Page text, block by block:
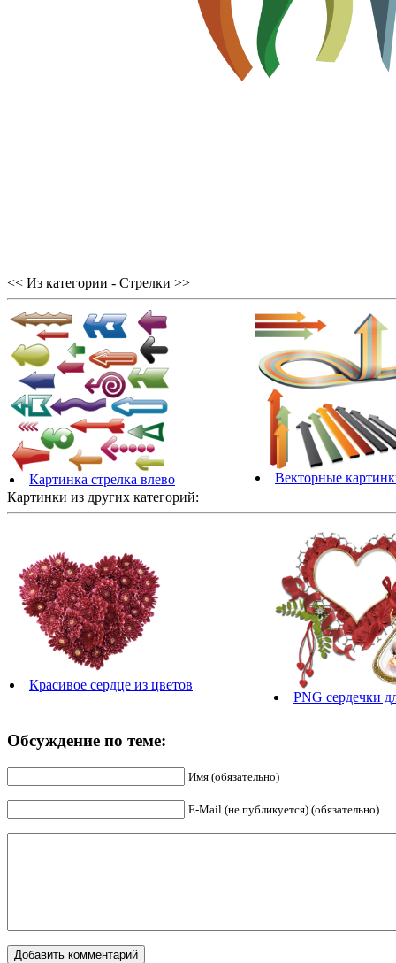
<< Из категории - Стрелки >>
Картинка стрелка влево
Векторные
Картинки из других категорий:
Красивое сердце из цветов
PNG сердечки
Обсуждение по теме:
Имя (обязательно)
E-Mail (не публикуется) (обязательно)